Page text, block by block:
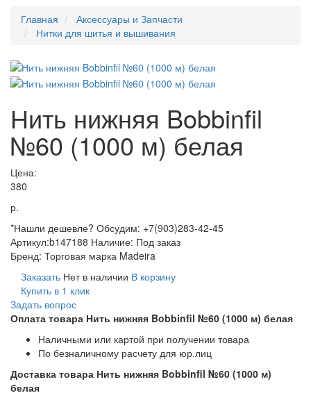
Главная
Аксессуары и Запчасти
Нитки для шитья и вышивания
Нить нижняя Bobbinfil
№60 (1000 м) белая
Цена:
380
р.
*Нашли дешевле? Обсудим: +7(903)283-42-45
Артикул:b147188 Наличие: Под заказ
Бренд: Торговая марка Madeira
Заказать Нет в наличии В корзину
Купить в 1 клик
Задать вопрос
Оплата товара Нить нижняя Bobbinfil №60 (1000 м) белая
Наличными или картой при получении товара
По безналичному расчету для юр.лиц
Доставка товара Нить нижняя Bobbinfil №60 (1000 м)
белая